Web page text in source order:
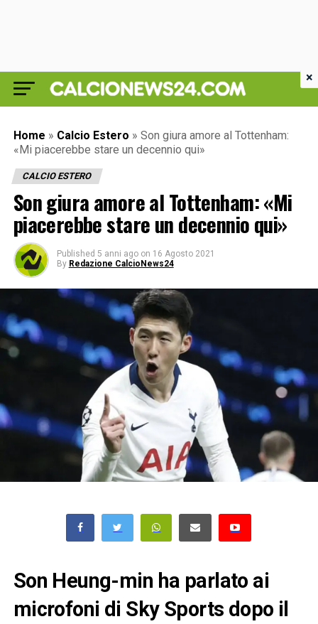
Home » Calcio Estero » Son giura amore al Tottenham:
«Mi piacerebbe stare un decennio qui»
CALCIO ESTERO
Son giura amore al Tottenham: «Mi
piacerebbe stare un decennio qui»
Published 5 anni ago on 16 Agosto 2021
By Redazione CalcioNews24
Son Heung-min ha parlato ai
microfoni di Sky Sports dopo il
×